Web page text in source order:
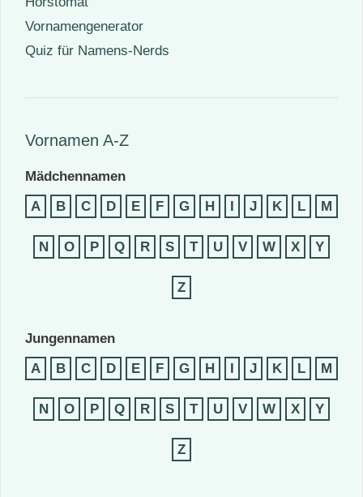
Vornamengenerator
Quiz für Namens-Nerds
Vornamen A-Z
Mädchennamen
A
B C D E F G H J K L M
N O P Q R S T U V W X Y
Z
Jungennamen
A
B C D E F G H J K L M
N O P Q R S T U V W X Y
Z